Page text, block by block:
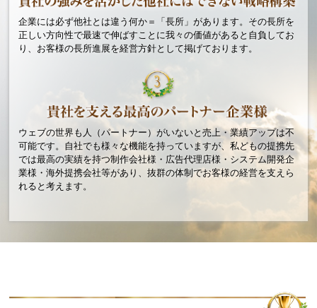
企業には必ず他社とは違う何か＝「長所」があります。その長所を
正しい方向性で最速で伸ばすことに我々の価値があると自負してお
り、お客様の長所進展を経営方針として掲げております。
ウェブの世界も人（パートナー）がいないと売上・業績アップは不
可能です。自社でも様々な機能を持っていますが、私どもの提携先
では最高の実績を持つ制作会社様・広告代理店様・システム開発企
業様・海外提携会社等があり、抜群の体制でお客様の経営を支えら
れると考えます。